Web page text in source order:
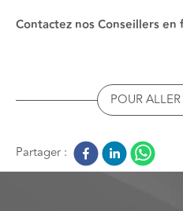
Contactez nos Conseillers
POUR
Partager :